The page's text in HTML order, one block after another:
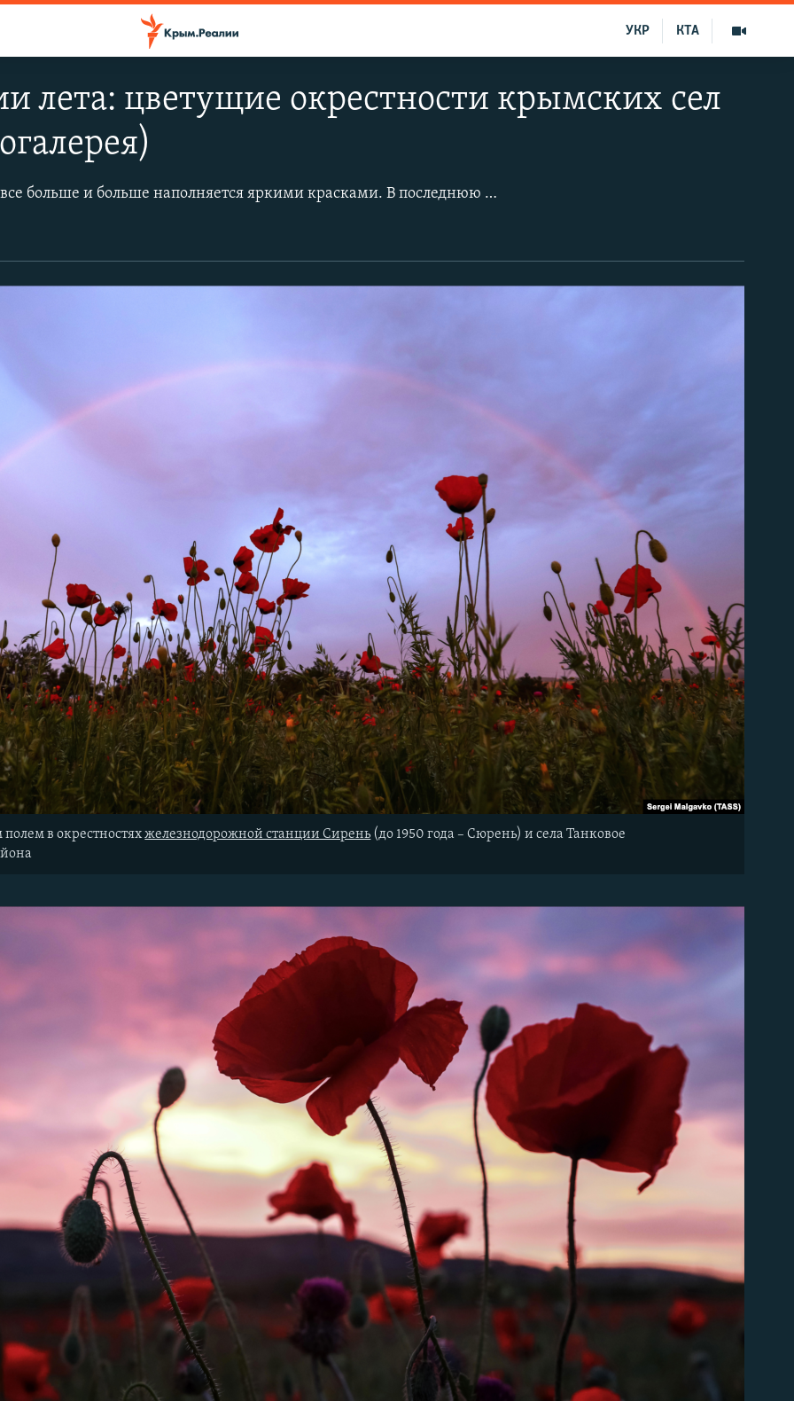
КТА
УКР
лета: цветущие окрестности крымских сел
Крым с каждым днем все больше и больше наполняется яркими красками. В последнюю неделю мая на полуострове буйно цветут маки и желтеет рапс. На плодовых деревьях уже давно распустились цветы, окрасив окрестности в яркие тона.
в окрестностяхжелезнодорожной станции Сирень (до 1950 года – Сюрень) и села Танковое